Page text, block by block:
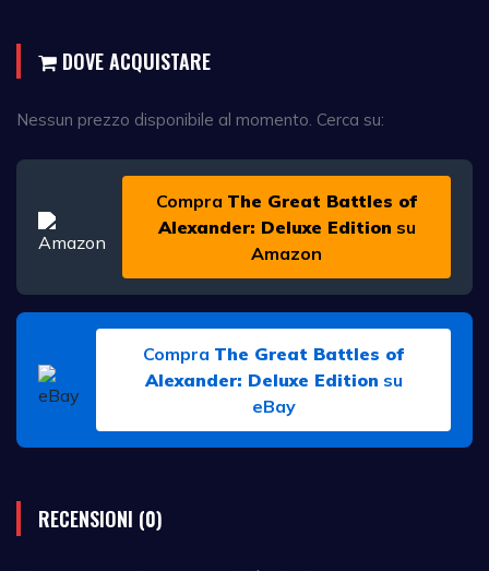
DOVE ACQUISTARE
Nessun prezzo disponibile al momento. Cerca su:
Compra The Great Battles of
Alexander: Deluxe Edition su
Amazon
Compra The Great Battles of
Alexander: Deluxe Edition su
eBay
RECENSIONI (0)